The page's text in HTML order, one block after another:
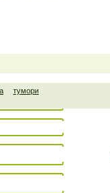
тумори